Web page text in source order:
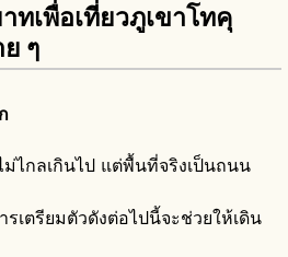
ทเพื่อเที่ยวภูเขาโทคุ
ๆ
ม่ไกลเกินไป แต่พื้นที่จริงเป็นถนน
เตรียมตัวดังต่อไปนี้จะช่วยให้เดิน